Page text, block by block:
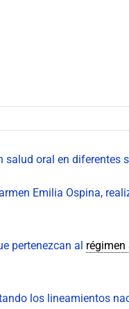
oral en diferentes
Emilia Ospina,
pertenezcan al
los lineamientos